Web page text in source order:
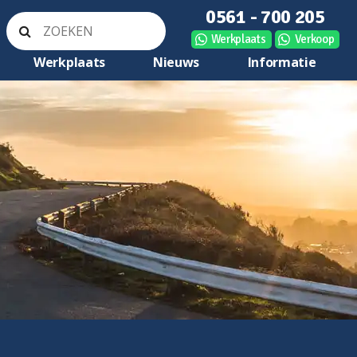
0561 - 700 205
Werkplaats Verkoop
Werkplaats Nieuws Informatie